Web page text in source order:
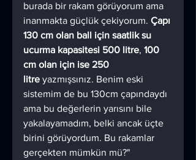
burada bir rakam görüyorum ama
inanmakta güçlük çekiyorum. Çapı
130 cm olan ball için saatlik su
ucurma kapasitesi 500 litre, 100
cm olan için ise 250
litre yazmışsınız. Benim eski
sistemim de bu 130cm çapındaydı
ama bu değerlerin yarısını bile
yakalayamadım, belki ancak üçte
birini görüyordum. Bu rakamlar
gerçekten mümkün mü?"